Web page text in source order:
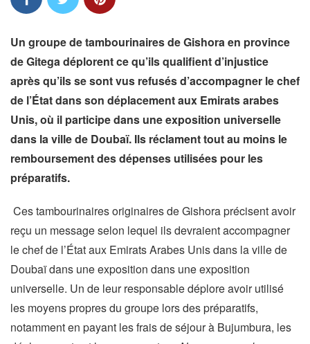
Un groupe de tambourinaires de Gishora en province
de Gitega déplorentce qu’ils qualifient d’injustice
après qu’ils se sont vus refusés d’accompagner le chef
de l’État dans son déplacement aux Emirats arabes
Unis, où il participe dans une exposition universelle
dans la ville de Doubaï. Ils réclament tout au moins le
remboursement des dépenses utilisées pour les
préparatifs.
Ces tambourinaires originaires de Gishora précisent avoir
reçu un message selon lequel ils devraient accompagner
le chef de l’État aux Emirats Arabes Unis dans la ville de
Doubaï dans une exposition dans une exposition
universelle. Un de leur responsable déplore avoir utilisé
les moyens propres du groupe lors des préparatifs,
notamment en payant les frais de séjour à Bujumbura, les